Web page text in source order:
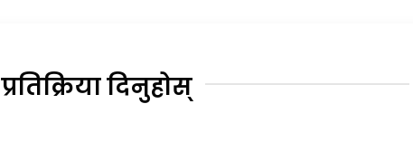
प्रतिक्रिया दिनुहोस्